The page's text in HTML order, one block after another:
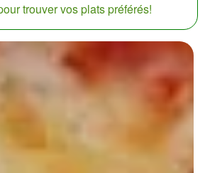
trouver vos plats préférés!